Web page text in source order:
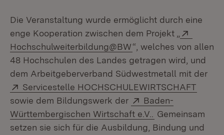
Die Veranstaltung wurde ermöglicht durch eine
enge Kooperation zwischen dem Projekt „
Hochschulweiterbildung@BW(Öffnet in neuem
“, welches von allen
48 Hochschulen des Landes getragen wird, und
dem Arbeitgeberverband Südwestmetall mit der
Extern:
Servicestelle HOCHSCHULEWIRTSCHAFT
sowie dem Bildungswerk der
Extern:
Baden-
Württembergischen Wirtschaft e.V..
(Öffnet in
Gemeinsam
setzen sie sich für die Ausbildung, Bindung und